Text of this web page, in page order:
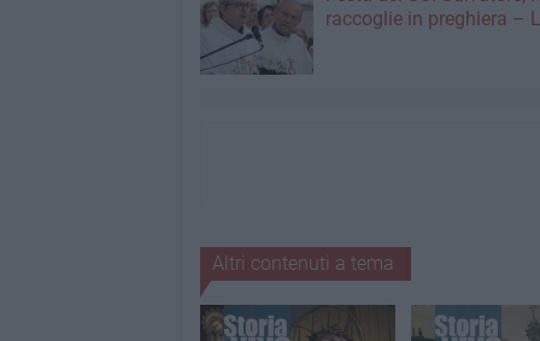
raccoglie in preghiera –
Altri contenuti a tema